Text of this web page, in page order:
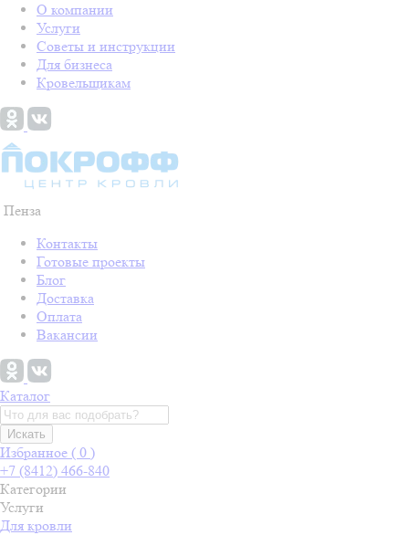
О компании
Услуги
Советы и инструкции
Для бизнеса
Кровельщикам
Пенза
Контакты
Готовые проекты
Блог
Доставка
Оплата
Вакансии
Каталог
Искать
Избранное ( 0 )
+7 (8412) 466-840
Категории
Услуги
Для кровли